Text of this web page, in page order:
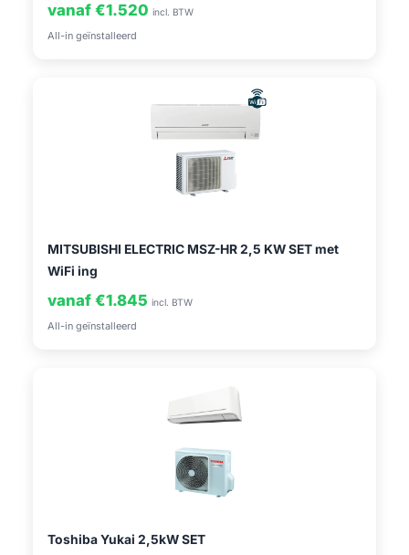
vanaf €1.520 incl. BTW
All-in geïnstalleerd
MITSUBISHI ELECTRIC MSZ-HR 2,5 KW SET met
WiFi ing
vanaf €1.845 incl. BTW
All-in geïnstalleerd
Toshiba Yukai 2,5kW SET